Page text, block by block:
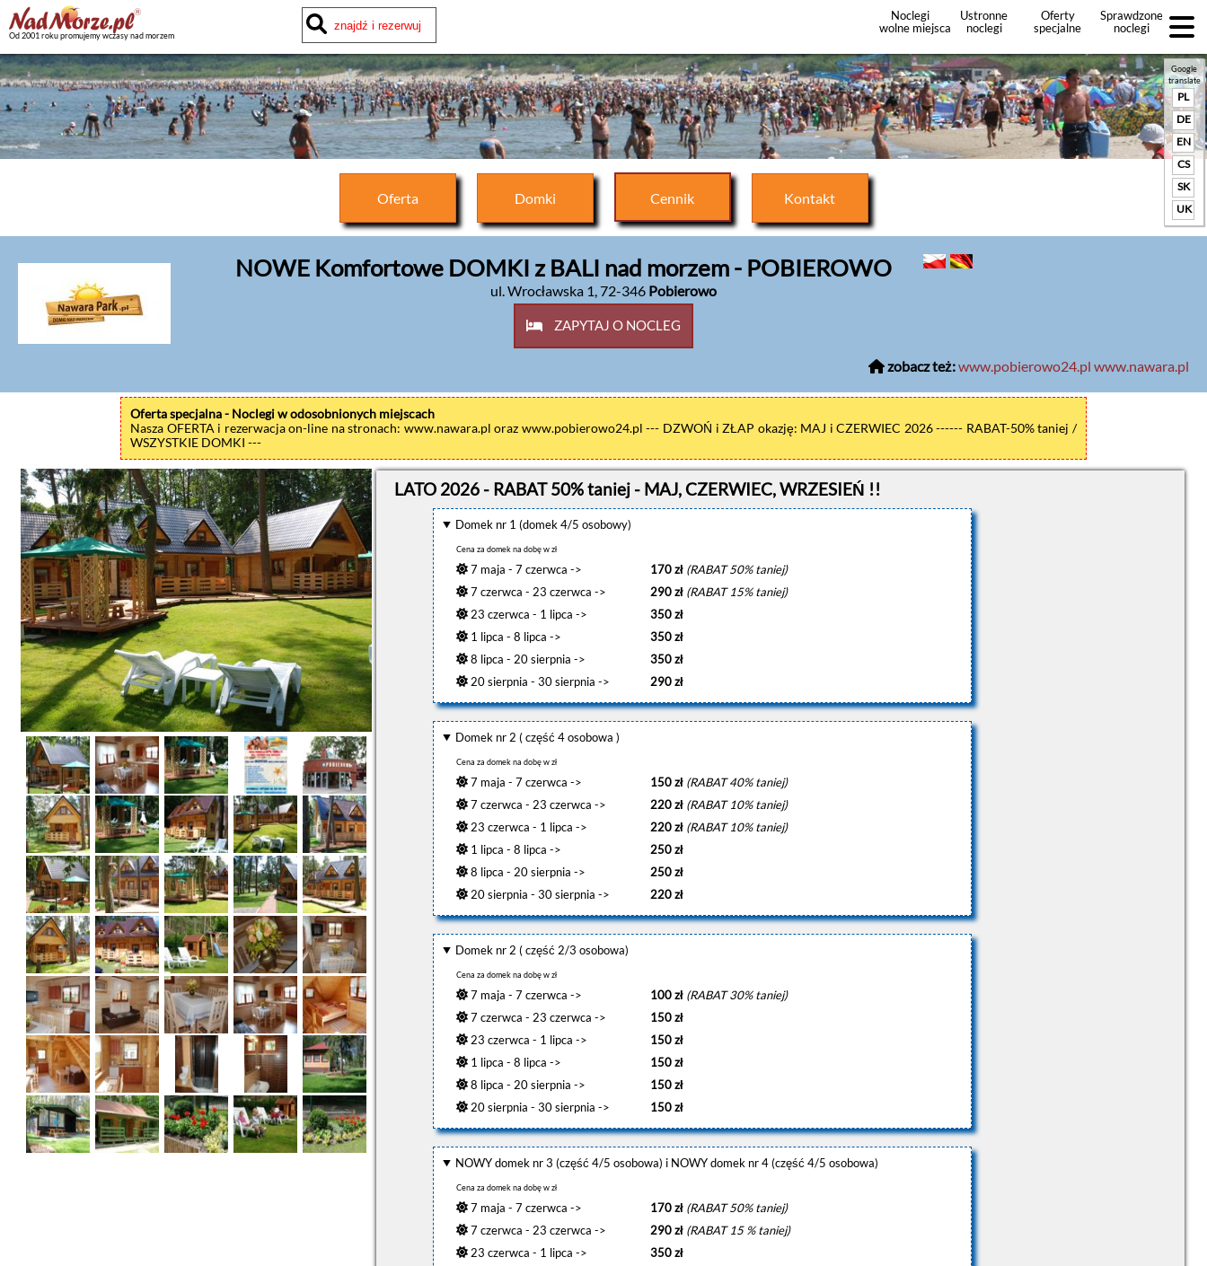
Od 2001 roku promujemy wczasy nad morzem
Noclegi
wolne miejsca
Ustronne
noclegi
Oferty
specjalne
Sprawdzone
noclegi
+Dodaj
ofertę
Google
translate
PL
DE
EN
CS
SK
UK
Oferta Domki Cennik Kontakt
NOWE Komfortowe DOMKI z BALI nad morzem - POBIEROWO
ul. Wrocławska 1,72-346 Pobierowo
ZAPYTAJ O NOCLEG
zobacz też:www.pobierowo24.pl www.nawara.pl
Oferta specjalna - Noclegi w odosobnionych miejscach
Nasza OFERTA i rezerwacja on-line na stronach: www.nawara.pl oraz www.pobierowo24.pl --- DZWOŃ i ZŁAP okazję: MAJ i CZERWIEC 2026 ------ RABAT-50% taniej /
WSZYSTKIE DOMKI ---
LATO 2026 - RABAT 50% taniej - MAJ, CZERWIEC, WRZESIEŃ !!
Domek nr 1 (domek 4/5 osobowy)
Cena za domek na dobę w zł
7 maja - 7 czerwca -> 170 zł (RABAT 50% taniej)
7 czerwca - 23 czerwca ->
290 zł (RABAT 15% taniej)
23 czerwca - 1 lipca ->
350 zł
1 lipca - 8 lipca ->
350 zł
8 lipca - 20 sierpnia ->
350 zł
20 sierpnia - 30 sierpnia ->
290 zł
Domek nr 2 ( część 4 osobowa )
Cena za domek na dobę w zł
7 maja - 7 czerwca -> 150 zł (RABAT 40% taniej)
7 czerwca - 23 czerwca ->
220 zł (RABAT 10% taniej)
23 czerwca - 1 lipca ->
220 zł (RABAT 10% taniej)
1 lipca - 8 lipca ->
250 zł
8 lipca - 20 sierpnia ->
250 zł
20 sierpnia - 30 sierpnia ->
220 zł
Domek nr 2 ( część 2/3 osobowa)
Cena za domek na dobę w zł
7 maja - 7 czerwca -> 100 zł (RABAT 30% taniej)
7 czerwca - 23 czerwca ->
150 zł
23 czerwca - 1 lipca ->
150 zł
1 lipca - 8 lipca ->
150 zł
8 lipca - 20 sierpnia ->
150 zł
20 sierpnia - 30 sierpnia ->
150 zł
NOWY domek nr 3 (część 4/5 osobowa) i NOWY domek nr 4 (część 4/5 osobowa)
Cena za domek na dobę w zł
7 maja - 7 czerwca -> 170 zł (RABAT 50% taniej)
7 czerwca - 23 czerwca ->
290 zł (RABAT 15 % taniej)
23 czerwca - 1 lipca ->
350 zł